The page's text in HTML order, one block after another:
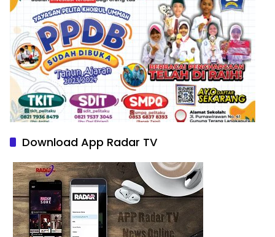
Download App Radar TV